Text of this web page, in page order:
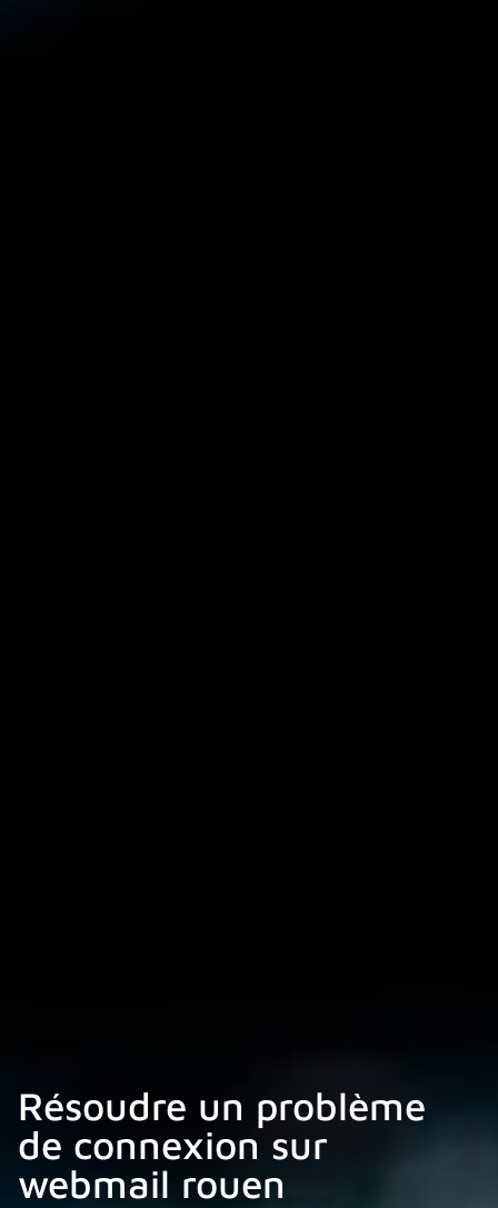
Résoudre un problème
de connexion sur
webmail rouen